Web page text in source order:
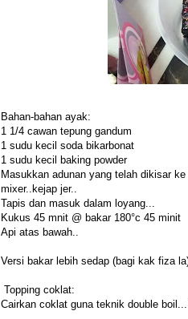
Bahan-bahan ayak:
1 1/4 cawan tepung gandum
1 sudu kecil soda bikarbonat
1 sudu kecil baking powder
Masukkan adunan yang telah dikisar
mixer..kejap jer..
Tapis dan masuk dalam loyang...
Kukus 45 mnit @ bakar 180°c 45 minit
Api atas bawah..
Versi bakar lebih sedap (bagi kak fiza
Topping coklat:
Cairkan coklat guna teknik double